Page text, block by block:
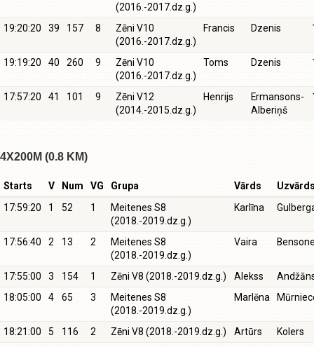
(2016.-2017.dz.g.)
19:20:20 39 157 8
Zēni V10
(2016.-2017.dz.g.)
Francis Dzenis
19:19:20 40 260 9
Zēni V10
(2016.-2017.dz.g.)
Toms Dzenis
17:57:20 41 101 9
Zēni V12
(2014.-2015.dz.g.)
Henrijs
Ermansons-
Alberiņš
4X200M (0.8 KM)
Starts V Num VG Grupa Vārds
17:59:20
1 52 1
Meitenes S8
(2018.-2019.dz.g.)
Karlīna
17:56:40 2 13 2
Meitenes S8
(2018.-2019.dz.g.)
Vaira
17:55:00 3 154 1 Zēni V8 (2018.-2019.dz.g.) Alekss
18:05:00
4 65 3
Meitenes S8
(2018.-2019.dz.g.)
Marlēna
18:21:00 5 116 2 Zēni V8 (2018.-2019.dz.g.) Artūrs Kolers